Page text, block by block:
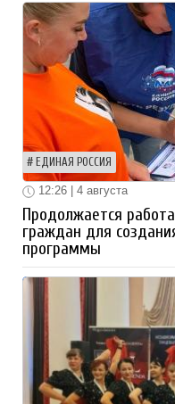
ЕДИНАЯ РОССИЯ
12:26 | 4 августа
Продолжается
граждан для
программы